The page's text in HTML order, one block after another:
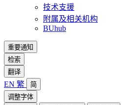
技术支援
附属及相关机构
BUhub
重要通知
检索
翻译
EN 繁
简
调整字体